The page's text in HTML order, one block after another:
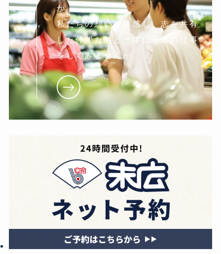
か。
私たちの想いに共感し。志を共有
した仲間たちと一緒に最高の仕事
をしてみませんか